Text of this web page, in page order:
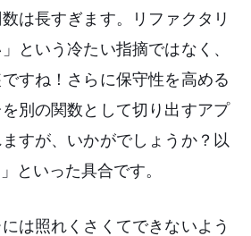
は長すぎます。リファクタリ
という冷たい指摘ではなく、
ですね！さらに保守性を高める
別の関数として切り出すアプ
すが、いかがでしょうか？以
といった具合です。
は照れくさくてできないよう